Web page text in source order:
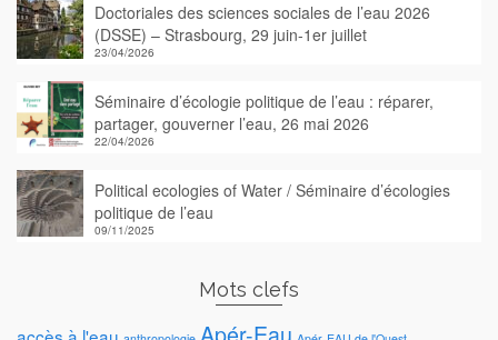
Doctoriales des sciences sociales de l’eau 2026
(DSSE) – Strasbourg, 29 juin-1er juillet
23/04/2026
Séminaire d’écologie politique de l’eau : réparer,
partager, gouverner l’eau, 26 mai 2026
22/04/2026
Political ecologies of Water / Séminaire d’écologies
politique de l’eau
09/11/2025
Mots clefs